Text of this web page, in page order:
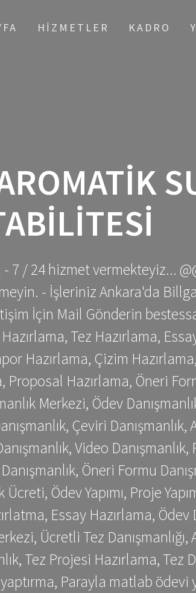
HIZMETLER KADRO
7 / 24 hizmet vermekteyiz...
- İşleriniz Ankara'da
İçin Mail Gönderin
Tez Hazırlama,
Hazırlama, Çizim
Proposal Hazırlama, Öneri
Merkezi, Ödev
Çeviri
Video
Öneri Formu
Ödev Yapımı, Proje
Essay Hazırlama, Ödev
Ücretli Tez
Tez Projesi Hazırlama, Tez
Parayla matlab ödevi